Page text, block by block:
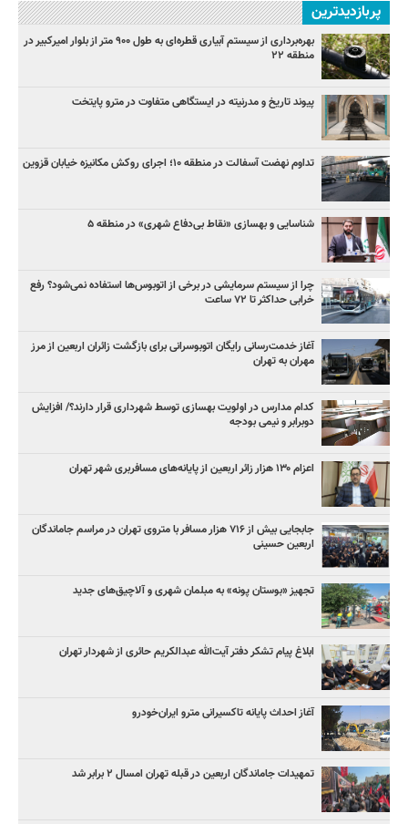
پربازدیدترین
بهره‌برداری از سیستم آبیاری قطره‌ای به طول ۹۰۰ متر از بلوار امیرکبیر در
منطقه ۲۲
پیوند تاریخ و مدرنیته در ایستگاهی متفاوت در مترو پایتخت
تداوم نهضت آسفالت در منطقه ۱۰؛ اجرای روکش مکانیزه خیابان قزوین
شناسایی و بهسازی «نقاط بی‌دفاع شهری» در منطقه ۵
چرا از سیستم سرمایشی در برخی از اتوبوس‌ها استفاده نمی‌شود؟ رفع
خرابی حداکثر تا ۷۲ ساعت
آغاز خدمت‌رسانی رایگان اتوبوسرانی برای بازگشت زائران اربعین از مرز
مهران به تهران
کدام مدارس در اولویت بهسازی توسط شهرداری قرار دارند؟/ افزایش
دوبرابر و نیمی بودجه
اعزام ۱۳۰ هزار زائر اربعین از پایانه‌های مسافربری شهر تهران
جابجایی بیش از ۷۱۶ هزار مسافر با متروی تهران در مراسم جاماندگان
اربعین حسینی
تجهیز «بوستان پونه» به مبلمان شهری و آلاچیق‌های جدید
ابلاغ پیام تشکر دفتر آیت‌الله عبدالکریم حائری از شهردار تهران
آغاز احداث پایانه تاکسیرانی مترو ایران‌خودرو
تمهیدات جاماندگان اربعین در قبله تهران امسال ۲ برابر شد